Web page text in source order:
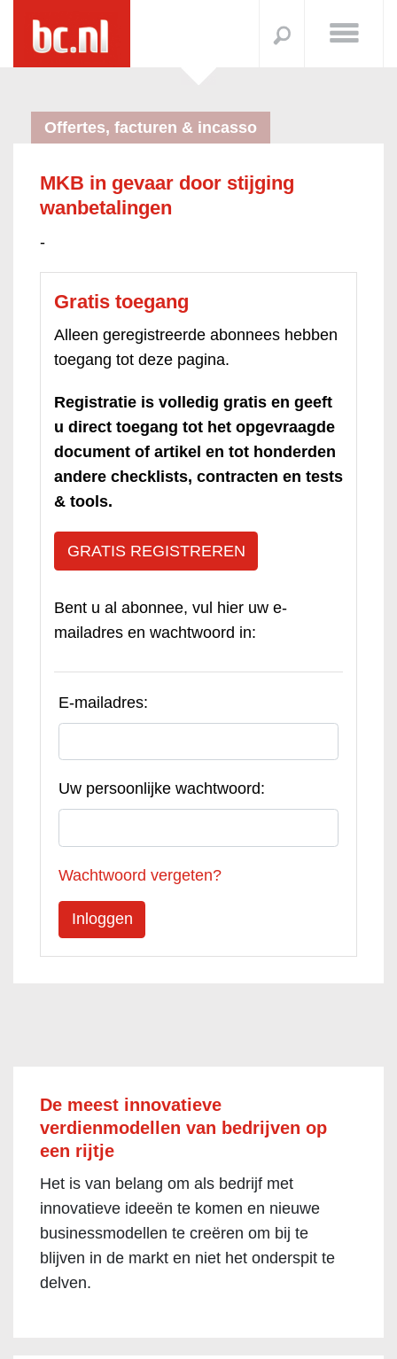
Offertes, facturen & incasso
MKB in gevaar door stijging
wanbetalingen
-
Gratis toegang
Alleen geregistreerde abonnees hebben
toegang tot deze pagina.
Registratie is volledig gratis en geeft
u direct toegang tot het opgevraagde
document of artikel en tot honderden
andere checklists, contracten en tests
& tools.
GRATIS REGISTREREN
Bent u al abonnee, vul hier uw e-
mailadres en wachtwoord in:
E-mailadres:
Uw persoonlijke wachtwoord:
Wachtwoord vergeten?
De meest innovatieve
verdienmodellen van bedrijven op
een rijtje
Het is van belang om als bedrijf met
innovatieve ideeën te komen en nieuwe
businessmodellen te creëren om bij te
blijven in de markt en niet het onderspit te
delven.